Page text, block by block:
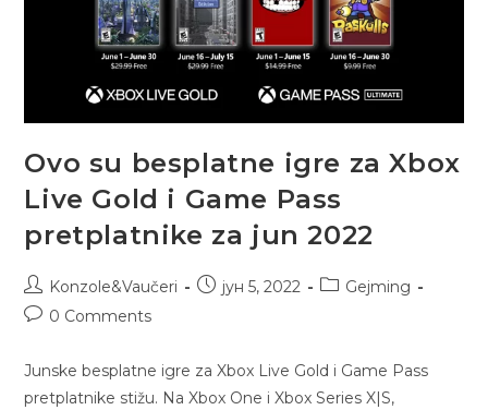
Ovo su besplatne igre za Xbox
Live Gold i Game Pass
pretplatnike za jun 2022
Konzole&Vaučeri јун 5, 2022
Gejming
0 Comments
Junske besplatne igre za Xbox Live Gold i Game Pass
pretplatnike stižu. Na Xbox One i Xbox Series X|S,